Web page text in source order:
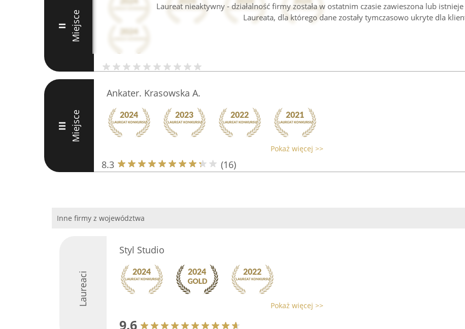
Laureat nieaktywny - działalność firmy została w ostatnim czasie zawieszona lub
Laureata, dla którego dane zostały tymczasowo ukryte dla
II Miejsce
III Miejsce
Ankater. Krasowska A.
Pokaż więcej >>
8.3 (16)
Inne firmy z województwa
Laureaci
Styl Studio
Pokaż więcej >>
9.6